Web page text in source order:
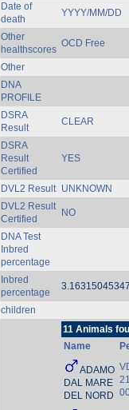
Date of
death
YYYY/MM/DD
Other
healthscores
OCD Free
Other
DNA
PROFILE
DSRA
Result
CLEAR
DSRA
Result
Certified
YES
DVL2 Result UNKNOWN
DVL2 Result
Certified
NO
DNA Test
Inbred
percentage
Inbred
percentage
children
11 Animals
Name
ADAMO
DAL MARE
DEL NORD